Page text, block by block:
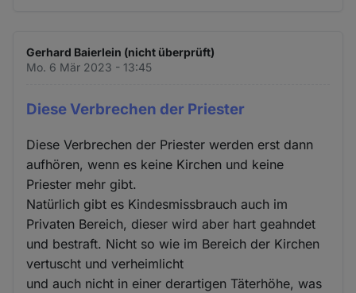
Gerhard Baierlein (nicht überprüft)
Mo. 6 Mär 2023 - 13:45
Diese Verbrechen der Priester
Diese Verbrechen der Priester werden erst dann
aufhören, wenn es keine Kirchen und keine
Priester mehr gibt.
Natürlich gibt es Kindesmissbrauch auch im
Privaten Bereich, dieser wird aber hart geahndet
und bestraft. Nicht so wie im Bereich der Kirchen
vertuscht und verheimlicht
und auch nicht in einer derartigen Täterhöhe, was